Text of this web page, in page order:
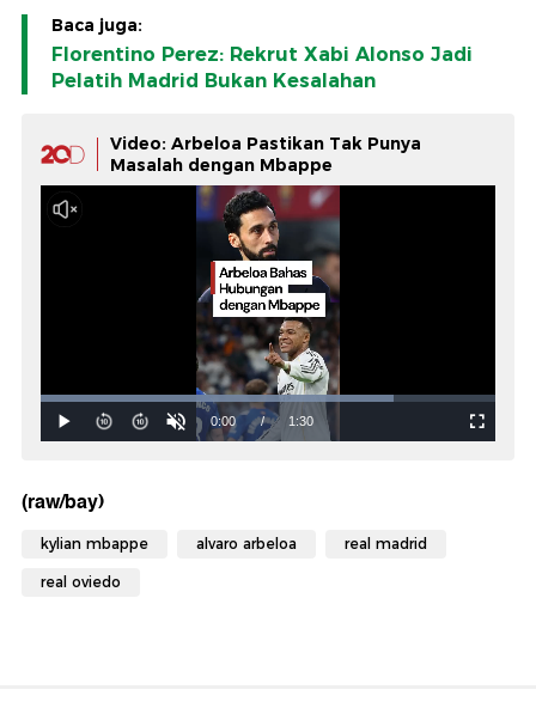
Baca juga:
Florentino Perez: Rekrut Xabi Alonso Jadi
Pelatih Madrid Bukan Kesalahan
Video: Arbeloa Pastikan Tak Punya
Masalah dengan Mbappe
(raw/bay)
kylian mbappe alvaro arbeloa real madrid
real oviedo